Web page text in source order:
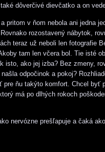
dôverčivé dievčatko a on
pritom v ňom nebola ani jedna
rozostavený nábytok,
teraz už neboli len fotografie
tam len včera bol. Tie isté
isto, ako jej izba? Bez zmeny,
odpočinok a pokoj?
pre ňu takýto komfort. Chcel byť
má po dlhých rokoch
nervózne prešľapuje a čaká